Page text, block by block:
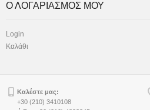
Ο ΛΟΓΑΡΙΑΣΜΟΣ ΜΟΥ
Login
Καλάθι
Καλέστε μας:
+30 (210) 3410108